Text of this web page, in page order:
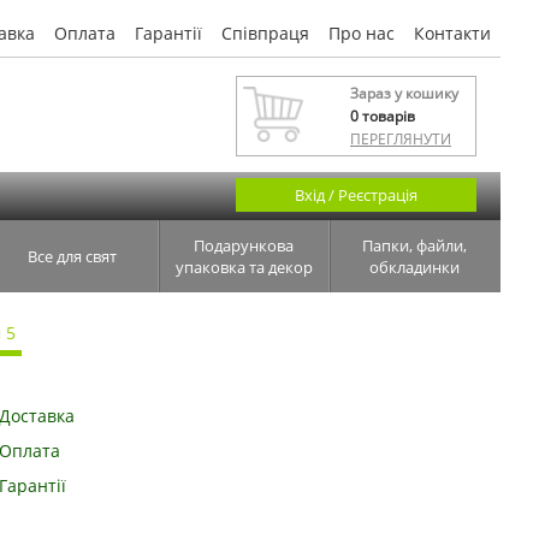
Оплата Гарантії Співпраця Про нас Контакти
Зараз у кошику
0товарів
ПЕРЕГЛЯНУТИ
Вхід / Реєстрація
Все для свят
Подарункова
упаковка та декор
Папки, файли,
обкладинки
5
Доставка
Оплата
Гарантії